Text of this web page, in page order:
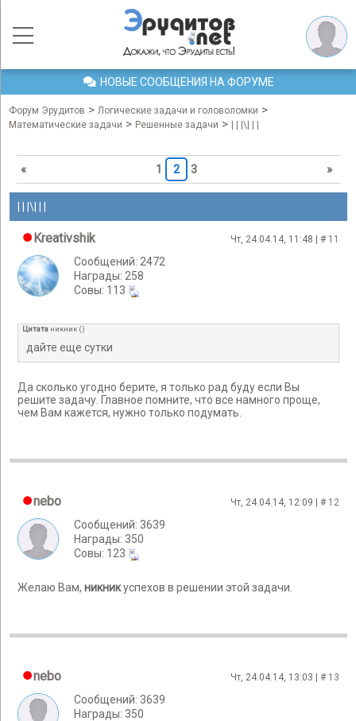
НОВЫЕ СООБЩЕНИЯ НА ФОРУМЕ
Форум Эрудитов > Логические задачи и головоломки >
Математические задачи > Решенные задачи > | | |\| | |
« 1 2 3 »
| | |\| | |
Kreativshik Чт, 24.04.14, 11:48 | # 11
Сообщений: 2472
Награды: 258
Cовы: 113
Цитата никник ()
дайте еще сутки
Да сколько угодно берите, я только рад буду если Вы
решите задачу. Главное помните, что все намного проще,
чем Вам кажется, нужно только подумать.
nebo Чт, 24.04.14, 12:09 | # 12
Сообщений: 3639
Награды: 350
Cовы: 123
Желаю Вам, никникуспехов в решении этой задачи.
nebo Чт, 24.04.14, 13:03 | # 13
Сообщений: 3639
Награды: 350